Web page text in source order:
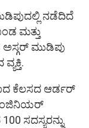
ನಡೆದಿದೆ
ಮತ್ತು
ಅಸ್ಗರ್ ಮುಡಿಪು
ಕೆಲಸದ ಆರ್ಡರ್
ಸದಸ್ಯರನ್ನು